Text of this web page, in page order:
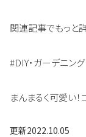
関連記事でもっと
#DIY・ガーデニング
まんまるく可愛い
更新2022.10.05